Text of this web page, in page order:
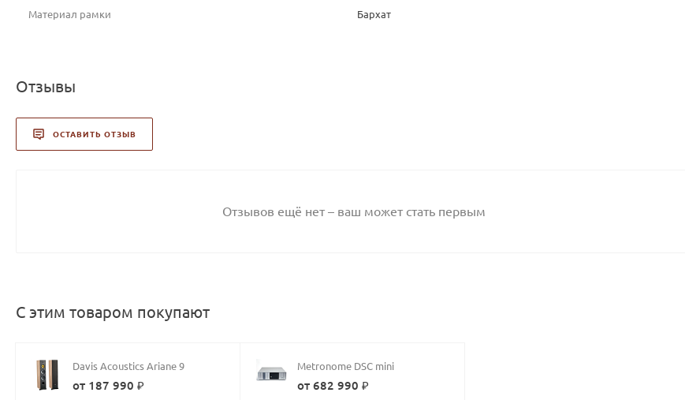
Материал рамки Бархат
Отзывы
ОСТАВИТЬ ОТЗЫВ
Отзывов ещё нет – ваш может стать первым
С этим товаром покупают
Davis Acoustics Ariane 9
от 187 990 ₽
Metronome DSC mini
от 682 990 ₽